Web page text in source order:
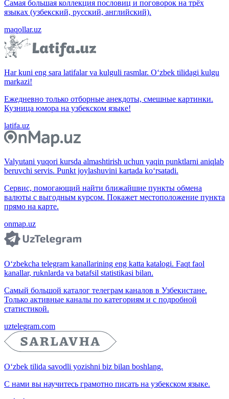
Самая большая коллекция пословиц и поговорок на трёх
языках (узбекский, русский, английский).
maqollar.uz
Har kuni eng sara latifalar va kulguli rasmlar. O‘zbek tilidagi kulgu
markazi!
Ежедневно только отборные анекдоты, смешные картинки.
Кузница юмора на узбекском языке!
latifa.uz
Valyutani yuqori kursda almashtirish uchun yaqin punktlarni aniqlab
beruvchi servis. Punkt joylashuvini kartada ko‘rsatadi.
Сервис, помогающий найти ближайшие пункты обмена
валюты с выгодным курсом. Покажет местоположение пункта
прямо на карте.
onmap.uz
O‘zbekcha telegram kanallarining eng katta katalogi. Faqt faol
kanallar, ruknlarda va batafsil statistikasi bilan.
Самый большой каталог телеграм каналов в Узбекистане.
Только активные каналы по категориям и с подробной
статистикой.
uztelegram.com
O‘zbek tilida savodli yozishni biz bilan boshlang.
С нами вы научитесь грамотно писать на узбекском языке.